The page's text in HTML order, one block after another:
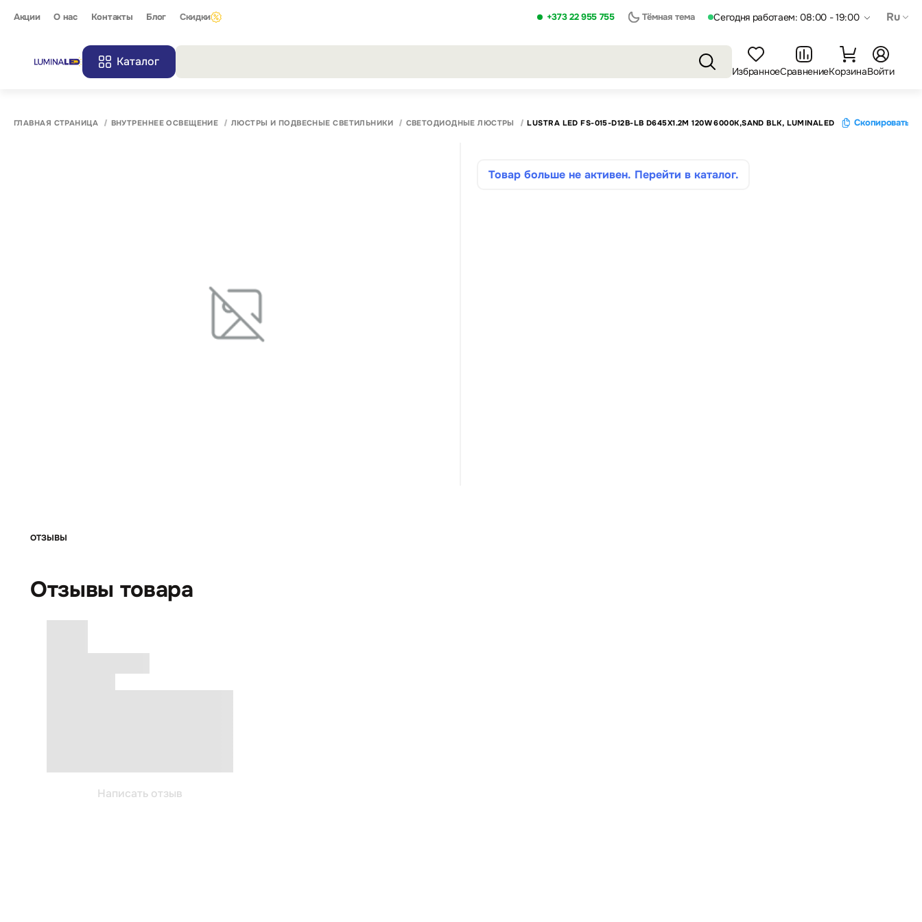
Акции О нас Контакты Блог Скидки +373 22 955 755 Тёмная тема Сегодня работаем: 08:00 - 19:00 Ru
Каталог
ИзбранноеСравнениеКорзинаВойти
ГЛАВНАЯ СТРАНИЦА ВНУТРЕННЕЕ ОСВЕЩЕНИЕ ЛЮСТРЫ И ПОДВЕСНЫЕ СВЕТИЛЬНИКИ СВЕТОДИОДНЫЕ ЛЮСТРЫ LUSTRA LED FS-015-D12B-LB D645X1.2M 120W 6000K,SAND BLK, LUMINALED Скопировать
Товар больше не активен. Перейти в каталог.
ОТЗЫВЫ
Отзывы товара
Написать отзыв